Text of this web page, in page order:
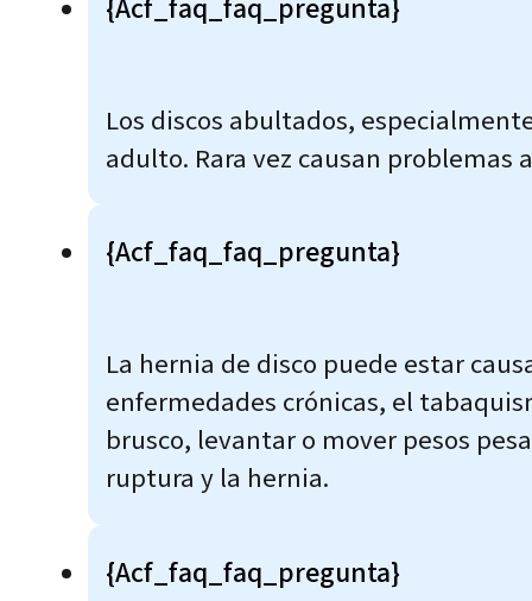
{acf_faq_faq_pregunta}
Los discos abultados,
adulto. Rara vez causan problemas
{acf_faq_faq_pregunta}
La hernia de disco puede estar
enfermedades crónicas, el
brusco, levantar o mover pesos
ruptura y la hernia.
{acf_faq_faq_pregunta}